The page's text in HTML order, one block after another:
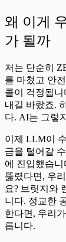
왜 이게
가 될까
저는 단순히
를 마쳤고 안
콜이 걱정됩
내길 바랐죠.
다. AI는 그렇
이제 LLM이
금을 털어갈
에 진입했습니
뚫렸다면, 우
요? 브릿지와
니다. 정교한
한다면, 우리
릅니다.